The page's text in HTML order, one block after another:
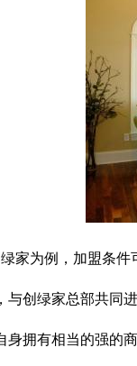
家为例，加盟条件
创绿家总部共同进
拥有相当的强的商